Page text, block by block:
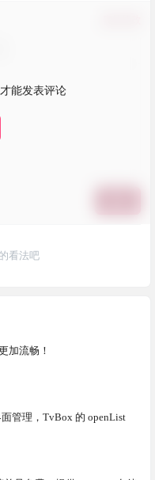
能发表评论
看法吧
加流畅！
管理，TvBox 的 openList